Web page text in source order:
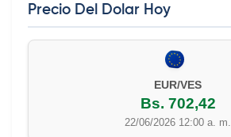
Precio Del Dolar Hoy
EUR/VES
Bs. 702,42
22/06/2026 12:00 a. m.